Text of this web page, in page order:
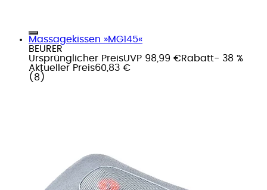
Massagekissen »MG145«
BEURER
Ursprünglicher PreisUVP 98,99 €Rabatt- 38 %
Aktueller Preis60,83 €
( 8 )